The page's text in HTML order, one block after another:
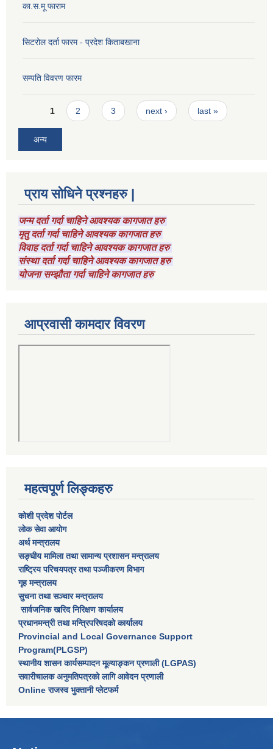
का.स.मू फाराम
सिटरोल दर्ता फारम - प्रदेश किताबखाना
सम्पति विवरण फारम
Pages
1 2 3 next › last »
अन्य
प्राय सोधिने प्रश्नहरु |
जन्म दर्ता गर्दा चाहिने आवश्यक कागजात हरु
मृतु दर्ता गर्दा चाहिने आवश्यक कागजात हरु
विवाह दर्ता गर्दा चाहिने आवश्यक कागजात हरु
संस्था दर्ता गर्दा चाहिने आवश्यक कागजात हरु
योजना सम्झौता गर्दा चाहिने कागजात हरु
आप्रवासी कामदार विवरण
महत्वपूर्ण लिङ्कहरु
कोशी प्रदेश पोर्टल
लाेक सेवा आयाेग
अर्थ मन्त्रालय
सङ्घीय मामिला तथा सामान्य प्रशासन मन्त्रालय
राष्‍ट्रिय परिचयपत्र तथा पञ्‍जीकरण विभाग
गृह मन्त्रालय
सुचना तथा सञ्चार मन्त्रालय
सार्वजनिक खरिद निरिक्षण कार्यालय
प्रधानमन्त्री तथा मन्त्रिपरिषदकाे कार्यालय
Provincial and Local Governance Support
Program(PLGSP)
स्थानीय शासन कार्यसम्पादन मूल्याङ्कन प्रणाली (LGPAS)
सवारीचालक अनुमतिपत्रको लागि आवेदन प्रणाली
Online राजस्व भुक्तानी प्लेटफर्म